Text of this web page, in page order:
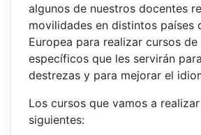
algunos de nuestros docentes
movilidades en distintos países
Europea para realizar cursos
específicos que les servirán
destrezas y para mejorar el
Los cursos que vamos a
siguientes: